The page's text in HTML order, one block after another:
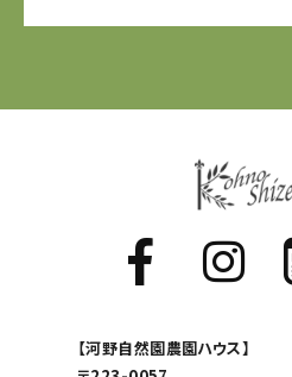
【河野自然園農園ハウス】